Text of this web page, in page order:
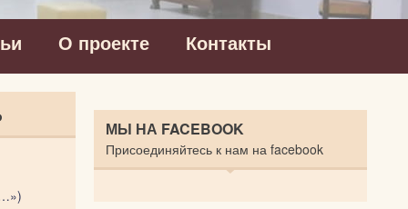
О проекте Контакты
МЫ НА FACEBOOK
Присоединяйтесь к нам на facebook